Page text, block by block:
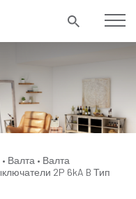
• Валта • Валта
2P 6kA B Тип